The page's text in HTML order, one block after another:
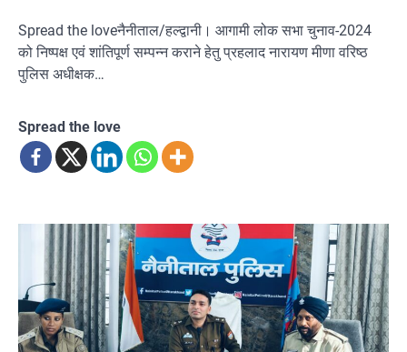
Spread the loveनैनीताल/हल्द्वानी। आगामी लोक सभा चुनाव-2024
को निष्पक्ष एवं शांतिपूर्ण सम्पन्न कराने हेतु प्रहलाद नारायण मीणा वरिष्ठ
पुलिस अधीक्षक…
Spread the love